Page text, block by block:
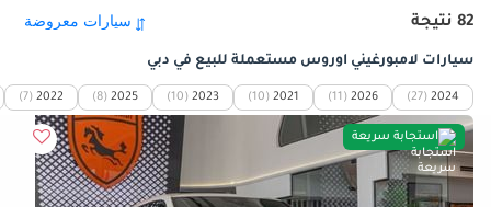
82 نتيجة
سيارات لامبورغيني اوروس مستعملة للبيع في دبي
2024
(27)
2026
(11)
2021
(10)
2023
(10)
2025
(8)
2022
(7)
استجابة سريعة